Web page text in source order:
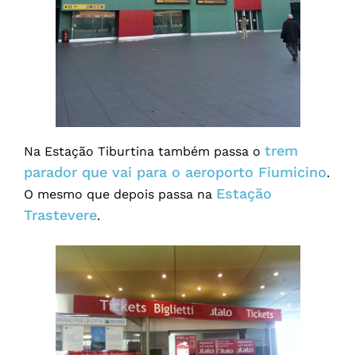
Na Estação Tiburtina também passa o trem
parador que vai para o aeroporto Fiumicino.
O mesmo que depois passa na Estação
Trastevere.